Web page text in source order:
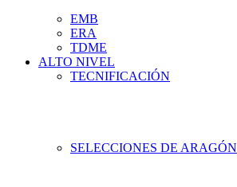
EMB
ERA
TDME
ALTO NIVEL
TECNIFICACIÓN
SELECCIONES DE ARAGÓN